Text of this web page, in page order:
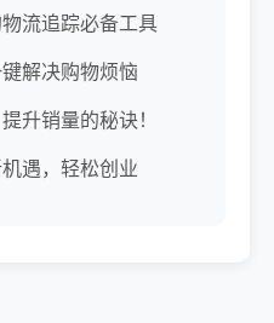
流追踪必备工具
解决购物烦恼
升销量的秘诀！
遇，轻松创业